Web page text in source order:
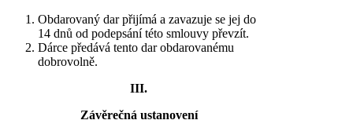
Obdarovaný dar přijímá a zavazuje se jej do
14 dnů od podepsání této smlouvy převzít.
Dárce předává tento dar obdarovanému
dobrovolně.
III.
Závěrečná ustanovení